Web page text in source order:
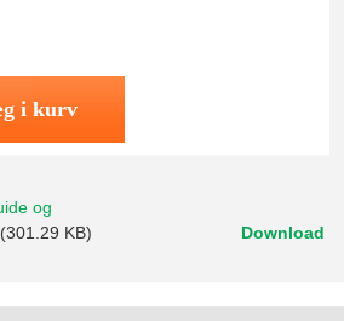
i kurv
og
(301.29 KB) Download